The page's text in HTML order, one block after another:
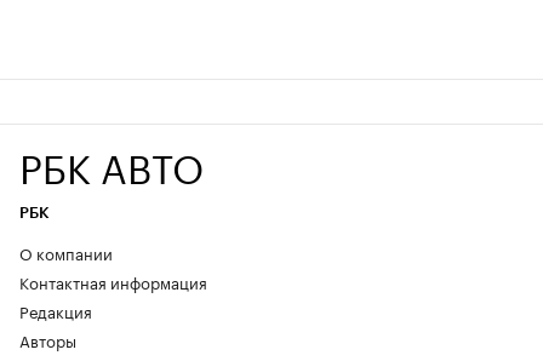
РБК АВТО
РБК
О компании
Контактная информация
Редакция
Авторы